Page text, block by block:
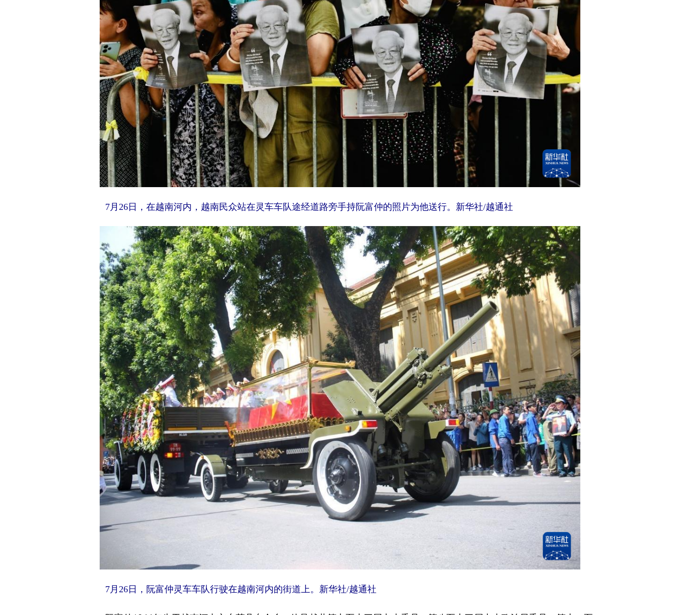
7月26日，在越南河内，越南民众站在灵车车队途经道路旁手持阮富仲的照片为他送行。新华社/越通社
7月26日，阮富仲灵车车队行驶在越南河内的街道上。新华社/越通社